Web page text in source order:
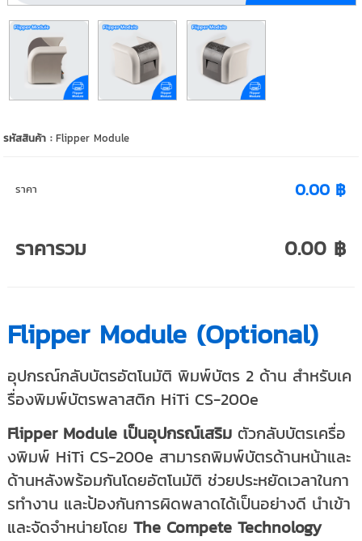
รหัสสินค้า :Flipper Module
ราคา 0.00 ฿
ราคารวม 0.00 ฿
Flipper Module (Optional)
อุปกรณ์กลับบัตรอัตโนมัติ พิมพ์บัตร 2 ด้าน สำหรับเค
รื่องพิมพ์บัตรพลาสติก HiTi CS-200e
Flipper Module เป็นอุปกรณ์เสริมตัวกลับบัตรเครื่อ
งพิมพ์ HiTi CS-200e สามารถพิมพ์บัตรด้านหน้าและ
ด้านหลังพร้อมกันโดยอัตโนมัติ ช่วยประหยัดเวลาในกา
รทำงาน และป้องกันการผิดพลาดได้เป็นอย่างดี นำเข้า
และจัดจำหน่ายโดยThe Compete Technology